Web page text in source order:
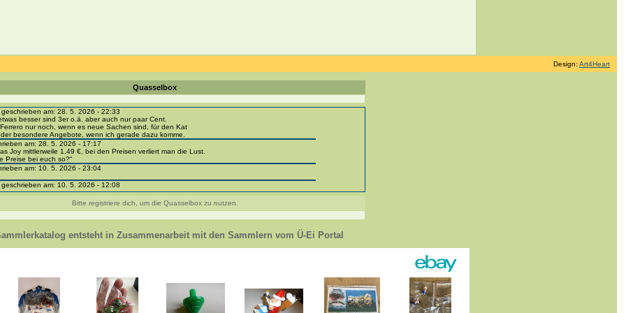
Design: Art4Heart
Quasselbox
am: 28. 5. 2026 - 22:33
besser sind 3er o.ä. aber auch nur paar Cent.
nur noch, wenn es neue Sachen sind, für den Kat
besondere Angebote, wenn ich gerade dazu komme.
am: 28. 5. 2026 - 17:17
Joy mittlerweile 1,49 €, bei den Preisen verliert man die Lust.
Preise bei euch so?“
am: 10. 5. 2026 - 23:04
am: 10. 5. 2026 - 12:08
portal-sammlerkatalog.de/categories.php?cat_id=1043
- BPZ obere Reihe
zur Strafe die nächsten 3 Monate keine Ü-Eier bekommen ;))
310, 318 und 326 habe ich keine BPZ
leider weggeworfen *grrrr* ;)
am: 29. 4. 2026 - 18:04
mir auch ein
am: 28. 4. 2026 - 21:01
Erinnerung ... oder?
Bitte registriere dich, um die Quasselbox zu nutzen.
entsteht in Zusammenarbeit mit den Sammlern vom Ü-Ei Portal